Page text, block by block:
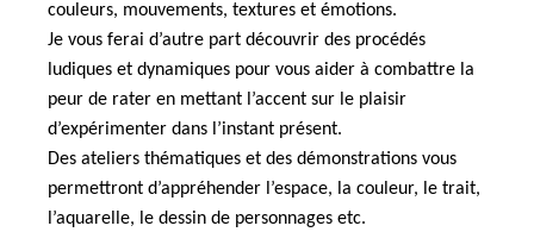
couleurs, mouvements, textures et émotions.
Je vous ferai d’autre part découvrir des procédés
ludiques et dynamiques pour vous aider à combattre la
peur de rater en mettant l’accent sur le plaisir
d’expérimenter dans l’instant présent.
Des ateliers thématiques et des démonstrations vous
permettront d’appréhender l’espace, la couleur, le trait,
l’aquarelle, le dessin de personnages etc.